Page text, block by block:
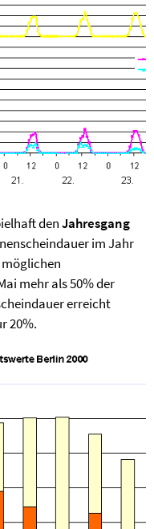
denJahresgang
im Jahr
mehr als 50% der
erreicht
20%.